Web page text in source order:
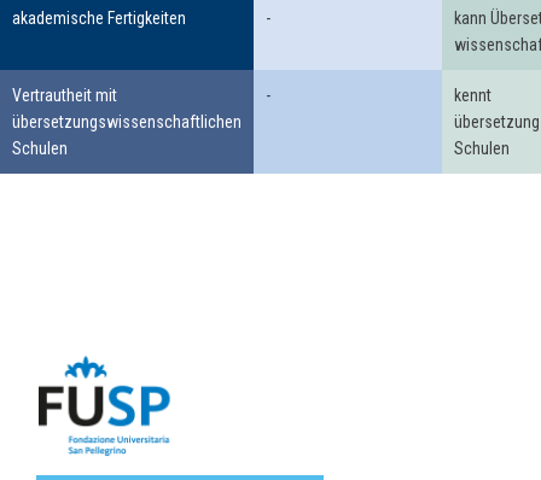
akademische Fertigkeiten -
kann
Vertrautheit mit
übersetzungswissenschaftlichen
Schulen
-
kennt
Schulen